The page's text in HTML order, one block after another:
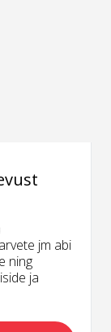
jm abi
ning
ja